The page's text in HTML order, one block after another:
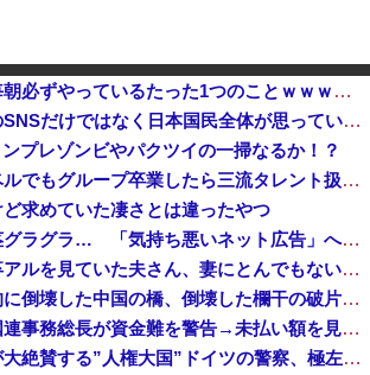
「頭のいい人」が毎朝必ずやっているたった1つのことｗｗｗｗｗ
【東大調査】一部のSNSだけではなく日本国民全体が思っていた「外国人受け入れ反対」大幅増20.7%↑56.3%
プレゾンビやパクツイの一掃なるか！？
【悲報】乃木坂レベルでもグループ卒業したら三流タレント扱いになる模様・・・他
ど求めていた凄さとは違ったやつ
角栓ニュルッ、歯茎グラグラ… 「気持ち悪いネット広告」への苦情が急増 [8/8]
妻と一緒に中学の卒アルを見ていた夫さん、妻にとんでもない秘密をバレて震える・・・
強風で欄干が全面的に倒壊した中国の橋、倒壊した欄干の破片を調べると凄まじい事実が発覚して……
【国連終了危機】国連事務総長が資金難を警告→未払い額を見た世界3位負担の日本側から厳しい声→では誰が払っていないのか言え
【動画】左翼さんが大絶賛する”人権大国”ドイツの警察、極左活動家への「人道的対処」が力強すぎるとネットで話題に → ｗｗｗｗｗｗｗｗ